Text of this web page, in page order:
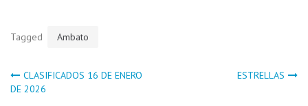
Tagged Ambato
Navegación
CLASIFICADOS 16 DE ENERO
DE 2026
ESTRELLAS